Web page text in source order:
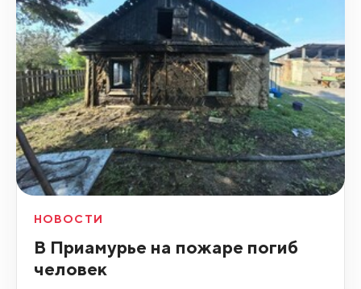
НОВОСТИ
В Приамурье на пожаре погиб
человек